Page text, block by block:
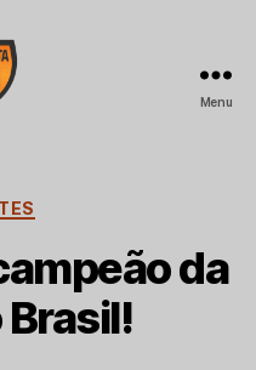
Menu
da
Brasil!